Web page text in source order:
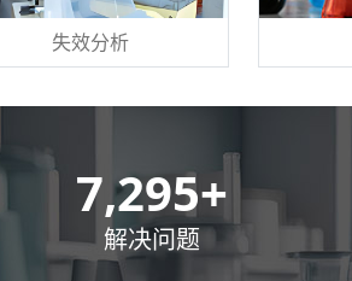
失效分析
10,000+
解决问题